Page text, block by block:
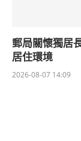
郵局關懷獨居
居住環境
2026-08-07 14:09